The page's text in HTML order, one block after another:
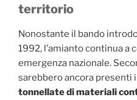
territorio
Nonostante il bando
1992, l’amianto continua
emergenza nazionale.
sarebbero ancora presenti
tonnellate di materiali